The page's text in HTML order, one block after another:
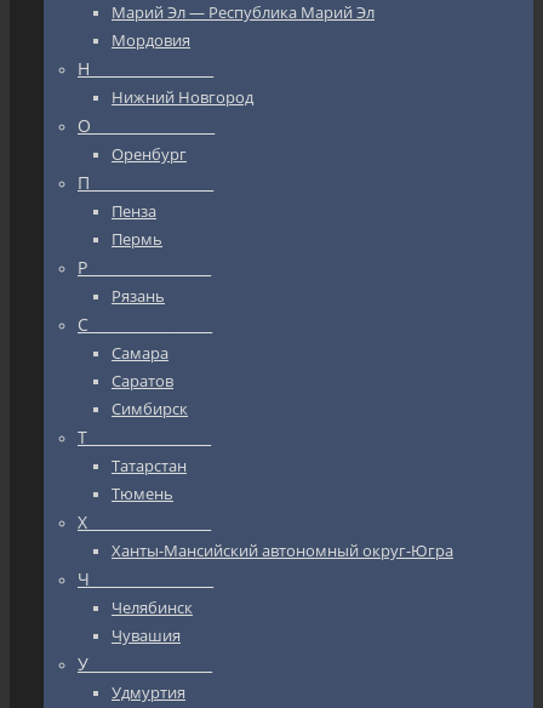
Марий Эл — Республика Марий Эл
Мордовия
Н_________________
Нижний Новгород
О_________________
Оренбург
П_________________
Пенза
Пермь
Р_________________
Рязань
С_________________
Самара
Саратов
Симбирск
Т_________________
Татарстан
Тюмень
Х_________________
Ханты-Мансийский автономный округ-Югра
Ч_________________
Челябинск
Чувашия
У_________________
Удмуртия